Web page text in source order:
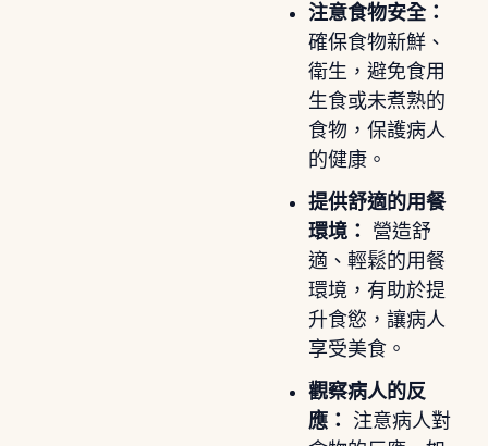
注意食物安全：
確保食物新鮮、
衛生，避免食用
生食或未煮熟的
食物，保護病人
的健康。
提供舒適的用餐
環境：
營造舒
適、輕鬆的用餐
環境，有助於提
升食慾，讓病人
享受美食。
觀察病人的反
應：
注意病人對